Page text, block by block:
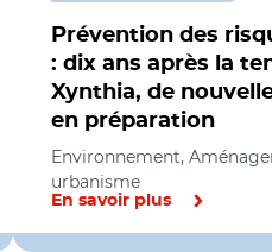
Prévention des
: dix ans après la
Xynthia, de
en préparation
Environnement,
urbanisme
En savoir plus